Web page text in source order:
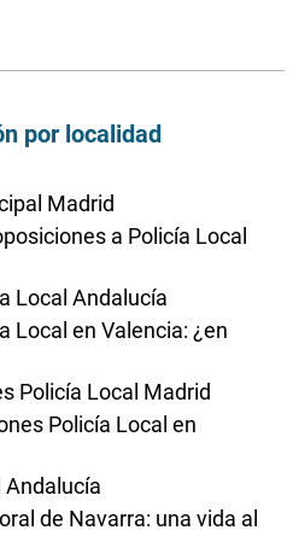
por localidad
Madrid
a Policía Local
Local Andalucía
Local en Valencia: ¿en
Policía Local Madrid
Policía Local en
Andalucía
de Navarra: una vida al